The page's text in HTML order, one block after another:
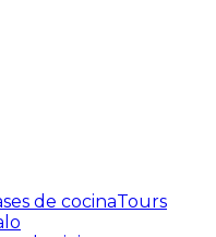
de cocinaTours